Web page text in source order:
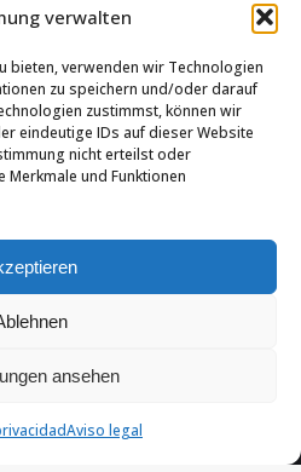
verwalten
bieten, verwenden wir Technologien
zu speichern und/oder darauf
zustimmst, können wir
eindeutige IDs auf dieser Website
nicht erteilst oder
Merkmale und Funktionen
ansehen
Aviso legal